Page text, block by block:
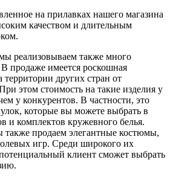
на прилавках нашего магазина
качеством и длительным
реализовываем также много
продаже имеется роскошная
территории других стран от
этом стоимость на такие изделия у
у конкурентов. В частности, это
которые вы можете выбрать в
и комплектов кружевного белья.
продаем элегантные костюмы,
игр. Среди широкого их
клиент сможет выбрать